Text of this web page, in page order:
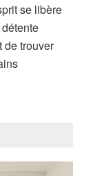
se libère
de trouver